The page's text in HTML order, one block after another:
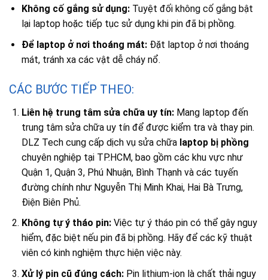
Không cố gắng sử dụng:Tuyệt đối không cố gắng bật
lại laptop hoặc tiếp tục sử dụng khi pin đã bị phồng.
Để laptop ở nơi thoáng mát:Đặt laptop ở nơi thoáng
mát, tránh xa các vật dễ cháy nổ.
CÁC BƯỚC TIẾP THEO:
Liên hệ trung tâm sửa chữa uy tín:Mang laptop đến
trung tâm sửa chữa uy tín để được kiểm tra và thay pin.
DLZ Tech cung cấp dịch vụ sửa chữa laptop bị phồng
chuyên nghiệp tại TP.HCM, bao gồm các khu vực như
Quận 1, Quận 3, Phú Nhuận, Bình Thạnh và các tuyến
đường chính như Nguyễn Thị Minh Khai, Hai Bà Trưng,
Điện Biên Phủ.
Không tự ý tháo pin:Việc tự ý tháo pin có thể gây nguy
hiểm, đặc biệt nếu pin đã bị phồng. Hãy để các kỹ thuật
viên có kinh nghiệm thực hiện việc này.
Xử lý pin cũ đúng cách:Pin lithium-ion là chất thải nguy